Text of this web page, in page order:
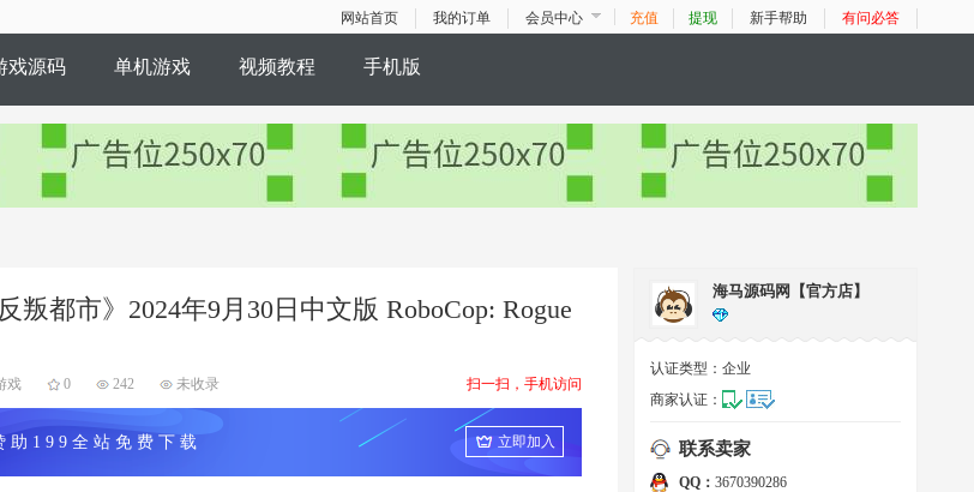
网站首页 我的订单 会员中心 充值 提现 新手帮助 有问必答
戏源码 单机游戏 视频教程 手机版
叛都市》2024年9月30日中文版 RoboCop: Rogue
戏 0 242 未收录 扫一扫，手机访问
助 1 9 9 全 站 免 费 下 载 立即加入
海马源码网【官方店】
认证类型： 企业
商家认证：
联系卖家
QQ： 3670390286